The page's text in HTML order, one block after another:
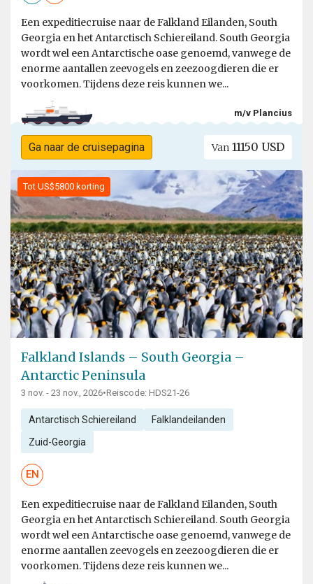
Een expeditiecruise naar de Falkland Eilanden, South
Georgia en het Antarctisch Schiereiland. South Georgia
wordt wel een Antarctische oase genoemd, vanwege de
enorme aantallen zeevogels en zeezoogdieren die er
voorkomen. Tijdens deze reis kunnen we...
m/v Plancius
Ga naar de cruisepagina Van 11150 USD
Tot US$5800 korting
Falkland Islands – South Georgia –
Antarctic Peninsula
3 nov. - 23 nov., 2026•Reiscode: HDS21-26
Antarctisch Schiereiland Falklandeilanden
Zuid-Georgia
EN
Een expeditiecruise naar de Falkland Eilanden, South
Georgia en het Antarctisch Schiereiland. South Georgia
wordt wel een Antarctische oase genoemd, vanwege de
enorme aantallen zeevogels en zeezoogdieren die er
voorkomen. Tijdens deze reis kunnen we...